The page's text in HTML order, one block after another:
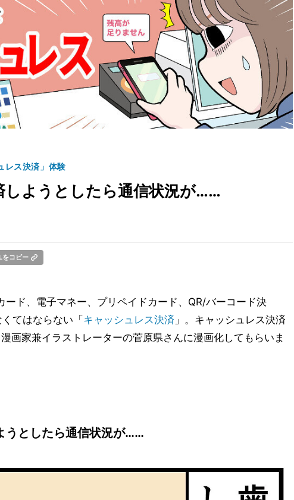
レス決済」体験
しようとしたら通信状況が……
をコピー
ード、電子マネー、プリペイドカード、QR/バーコード決
てはならない「 キャッシュレス決済 」。キャッシュレス決済
画家兼イラストレーターの菅原県さんに漫画化してもらいま
うとしたら通信状況が……